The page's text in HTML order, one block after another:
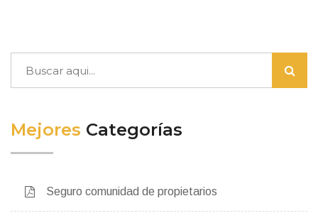
Mejores Categorías
Seguro comunidad de propietarios